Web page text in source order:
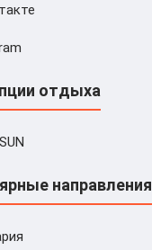
отдыха
направления